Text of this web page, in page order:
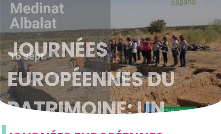
JOURNÉES
EUROPÉENNES DU
PATRIMOINE: UN